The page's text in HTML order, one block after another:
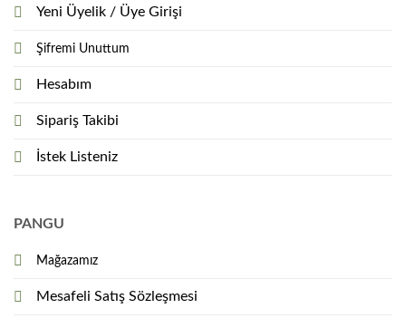
Yeni Üyelik / Üye Girişi
Şifremi Unuttum
Hesabım
Sipariş Takibi
İstek Listeniz
PANGU
Mağazamız
Mesafeli Satış Sözleşmesi